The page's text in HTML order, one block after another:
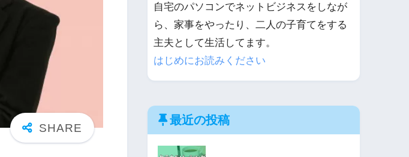
自宅のパソコンでネットビジネスをしなが
ら、家事をやったり、二人の子育てをする
主夫として生活してます。
はじめにお読みください
最近の投稿